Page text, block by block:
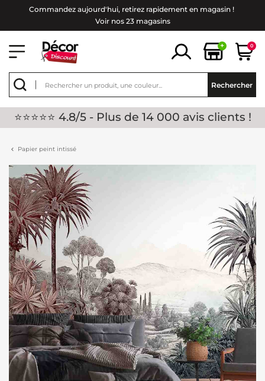
Commandez aujourd'hui, retirez rapidement en magasin !
Voir nos 23 magasins
+ 0
Rechercher
⭐⭐⭐⭐⭐ 4.8/5 - Plus de 14 000 avis clients !
Papier peint intissé